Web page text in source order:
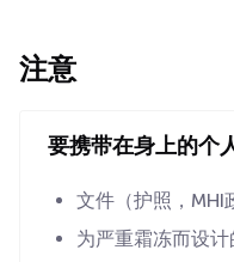
注意
要携带在身上的个
文件（护照，MHI
为严重霜冻而设